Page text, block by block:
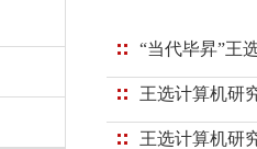
“当代毕昇”王
王选计算机研
王选计算机研